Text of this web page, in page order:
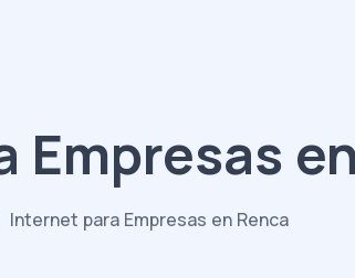
Empresas
Internet para Empresas en Renca